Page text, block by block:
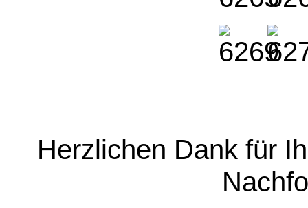
Herzlichen Dank für